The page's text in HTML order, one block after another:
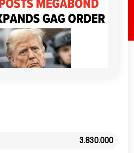
3.830.000